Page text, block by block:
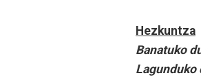
Hezkuntza
Banatuko
Lagunduko